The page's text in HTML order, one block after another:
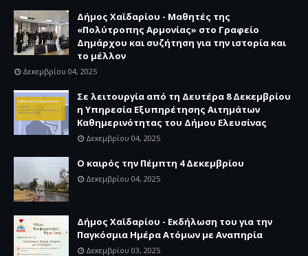
Δήμος Χαϊδαρίου - Μαθητές της
«Πολύτροπης Αρμονίας» στο Γραφείο
Δημάρχου και συζήτηση για την ιστορία και
το μέλλον
Δεκεμβρίου 04, 2025
Σε λειτουργία από τη Δευτέρα 8 Δεκεμβρίου
η Υπηρεσία Εξυπηρέτησης Αιτημάτων
Καθημερινότητας του Δήμου Ελευσίνας
Δεκεμβρίου 04, 2025
Ο καιρός την Πέμπτη 4 Δεκεμβρίου
Δεκεμβρίου 04, 2025
Δήμος Χαϊδαρίου - Εκδήλωση του για την
Παγκόσμια Ημέρα Ατόμων με Αναπηρία
Δεκεμβρίου 03, 2025